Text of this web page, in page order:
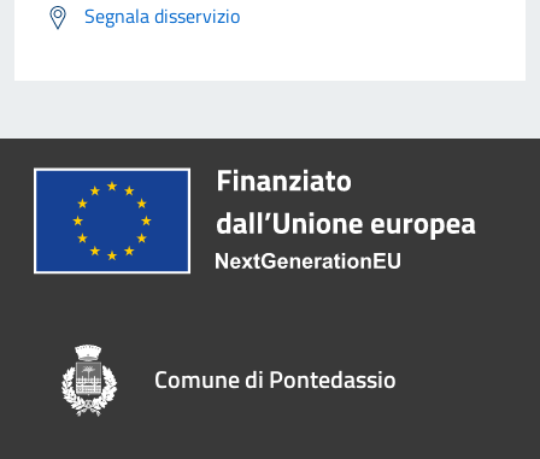
Segnala disservizio
Comune di Pontedassio